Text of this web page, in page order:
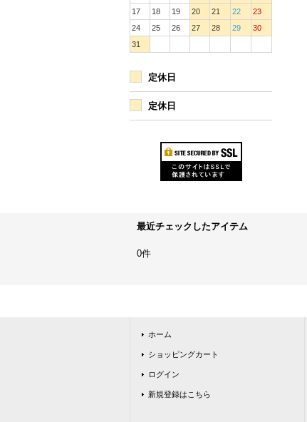
17
18 19 20 21 22
23
24
25 26 27 28 29
30
31
定休日
定休日
最近チェックしたアイテム
0件
ホーム
ショッピングカート
ログイン
新規登録はこちら